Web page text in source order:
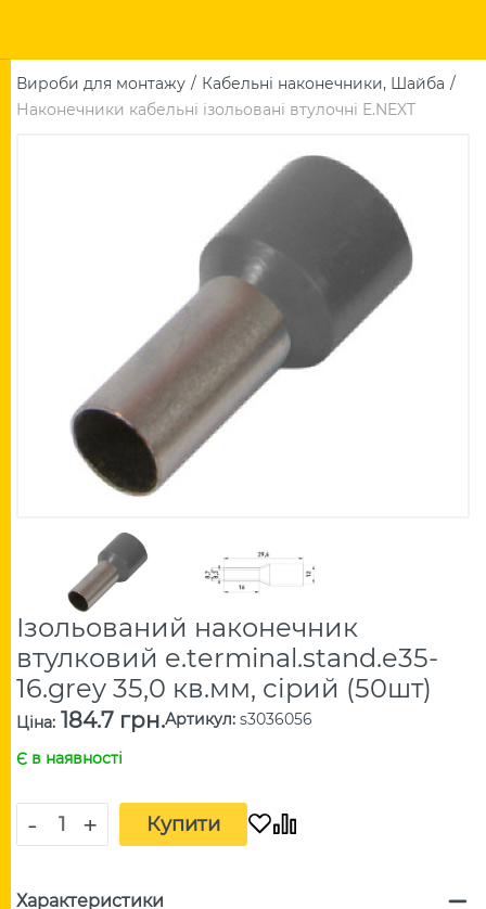
Вироби для монтажу
Кабельні наконечники, Шайба
Наконечники кабельні ізольовані втулочні E.NEXT
Ізольований наконечник
втулковий e.terminal.stand.e35-
16.grey 35,0 кв.мм, сірий (50шт)
Ціна: 184.7 грн.Артикул: s3036056
Є в наявності
- + Купити
Характеристики